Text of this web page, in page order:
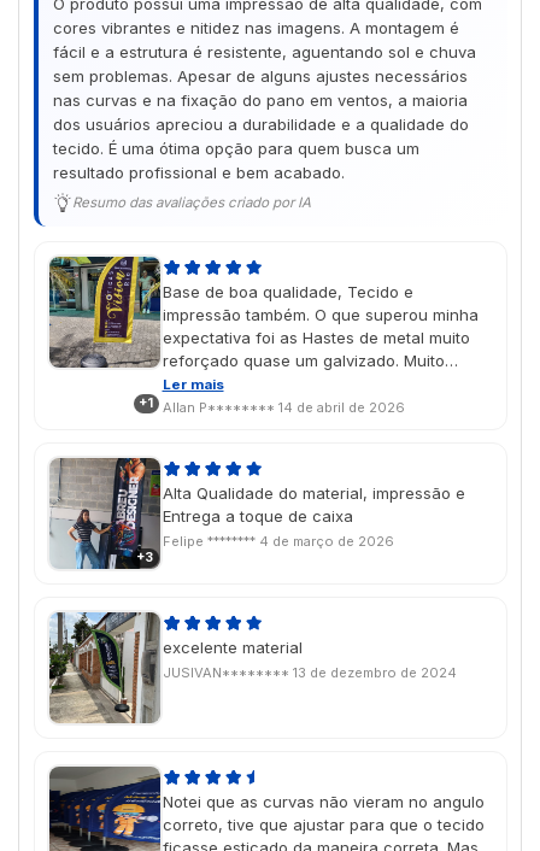
cores vibrantes e nitidez nas imagens. A montagem é
fácil e a estrutura é resistente, aguentando sol e chuva
sem problemas. Apesar de alguns ajustes necessários
nas curvas e na fixação do pano em ventos, a maioria
dos usuários apreciou a durabilidade e a qualidade do
tecido. É uma ótima opção para quem busca um
resultado profissional e bem acabado.
Resumo das avaliações criado por IA
+1
Base de boa qualidade, Tecido e
impressão também. O que superou minha
expectativa foi as Hastes de metal muito
reforçado quase um galvizado. Muito
melhor que outros fornecedores tem.
Ler mais
Allan P******** 14 de abril de 2026
+3
Alta Qualidade do material, impressão e
Entrega a toque de caixa
Felipe ******** 4 de março de 2026
excelente material
JUSIVAN******** 13 de dezembro de 2024
Notei que as curvas não vieram no angulo
correto, tive que ajustar para que o tecido